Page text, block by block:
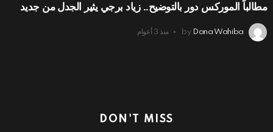
مطالباً الموركس دور بالتوضيح.. زياد برجي يثير الجدل من جديد
by Dana Wahiba منذ 3 أعوام
DON'T MISS